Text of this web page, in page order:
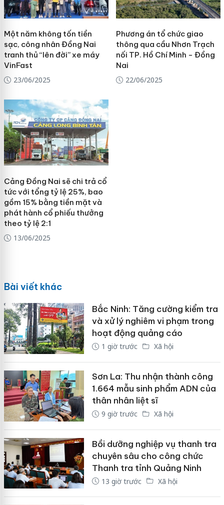
Một năm không tốn tiền
sạc, công nhân Đồng Nai
tranh thủ “lên đời” xe máy
VinFast
23/06/2025
Phương án tổ chức giao
thông qua cầu Nhơn Trạch
nối TP. Hồ Chí Minh - Đồng
Nai
22/06/2025
Cảng Đồng Nai sẽ chi trả cổ
tức với tổng tỷ lệ 25%, bao
gồm 15% bằng tiền mặt và
phát hành cổ phiếu thưởng
theo tỷ lệ 2:1
13/06/2025
Bài viết khác
Bắc Ninh: Tăng cường kiểm tra
và xử lý nghiêm vi phạm trong
hoạt động quảng cáo
1 giờ trước Xã hội
Sơn La: Thu nhận thành công
1.664 mẫu sinh phẩm ADN của
thân nhân liệt sĩ
9 giờ trước Xã hội
Bồi dưỡng nghiệp vụ thanh tra
chuyên sâu cho công chức
Thanh tra tỉnh Quảng Ninh
13 giờ trước Xã hội